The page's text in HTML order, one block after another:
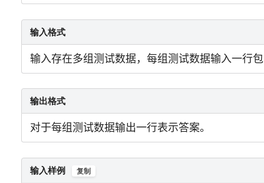
输入格式
输入存在多组测试数据，每组测试数据输入一行
输出格式
对于每组测试数据输出一行表示答案。
输入样例 复制